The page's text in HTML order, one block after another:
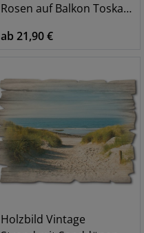
Rosen auf Balkon Toskanalandschaft
ab 21,90 €
Holzbild Vintage